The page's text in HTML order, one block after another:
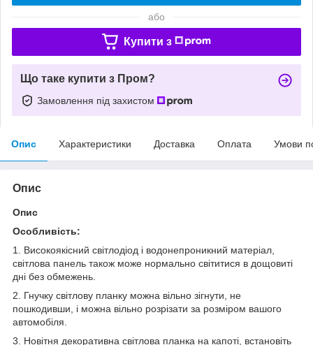
або
Купити з
Що таке купити з Пром?
Замовлення під захистом
Опис Характеристики Доставка Оплата Умови
Опис
Опис
Особливість:
1. Високоякісний світлодіод і водонепроникний матеріал,
світлова панель також може нормально світитися в дощовиті
дні без обмежень.
2. Гнучку світлову планку можна вільно зігнути, не
пошкодивши, і можна вільно розрізати за розміром вашого
автомобіля.
3. Новітня декоративна світлова планка на капоті, встановіть